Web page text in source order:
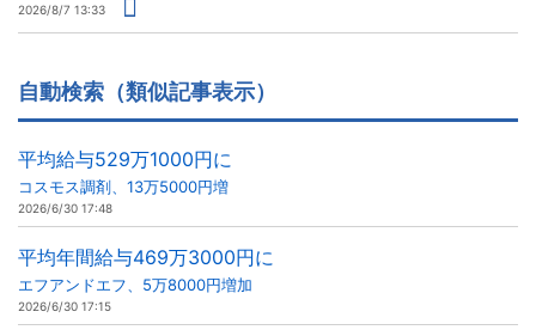
2026/8/7 13:33
自動検索（類似記事表示）
平均給与529万1000円に
コスモス調剤、13万5000円増
2026/6/30 17:48
平均年間給与469万3000円に
エフアンドエフ、5万8000円増加
2026/6/30 17:15